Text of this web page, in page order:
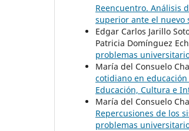
Reencuentro. Análisis
superior ante el nuevo
Edgar Carlos Jarillo
Patricia Domínguez
problemas
María del Consuelo
cotidiano en
Educación, Cultura e
María del Consuelo
Repercusiones de los
problemas